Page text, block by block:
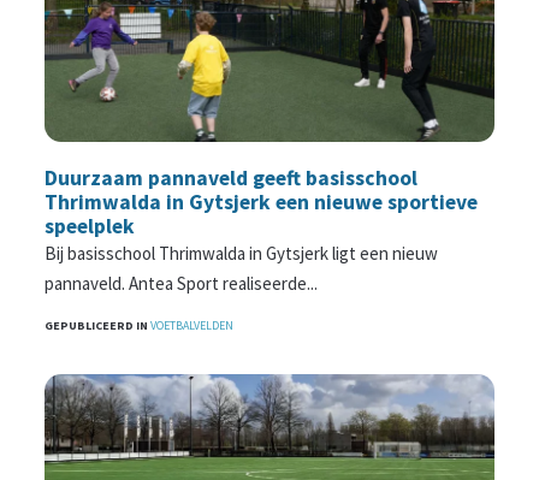
Duurzaam pannaveld geeft basisschool
Thrimwalda in Gytsjerk een nieuwe sportieve
speelplek
Bij basisschool Thrimwalda in Gytsjerk ligt een nieuw
pannaveld. Antea Sport realiseerde...
GEPUBLICEERD IN VOETBALVELDEN